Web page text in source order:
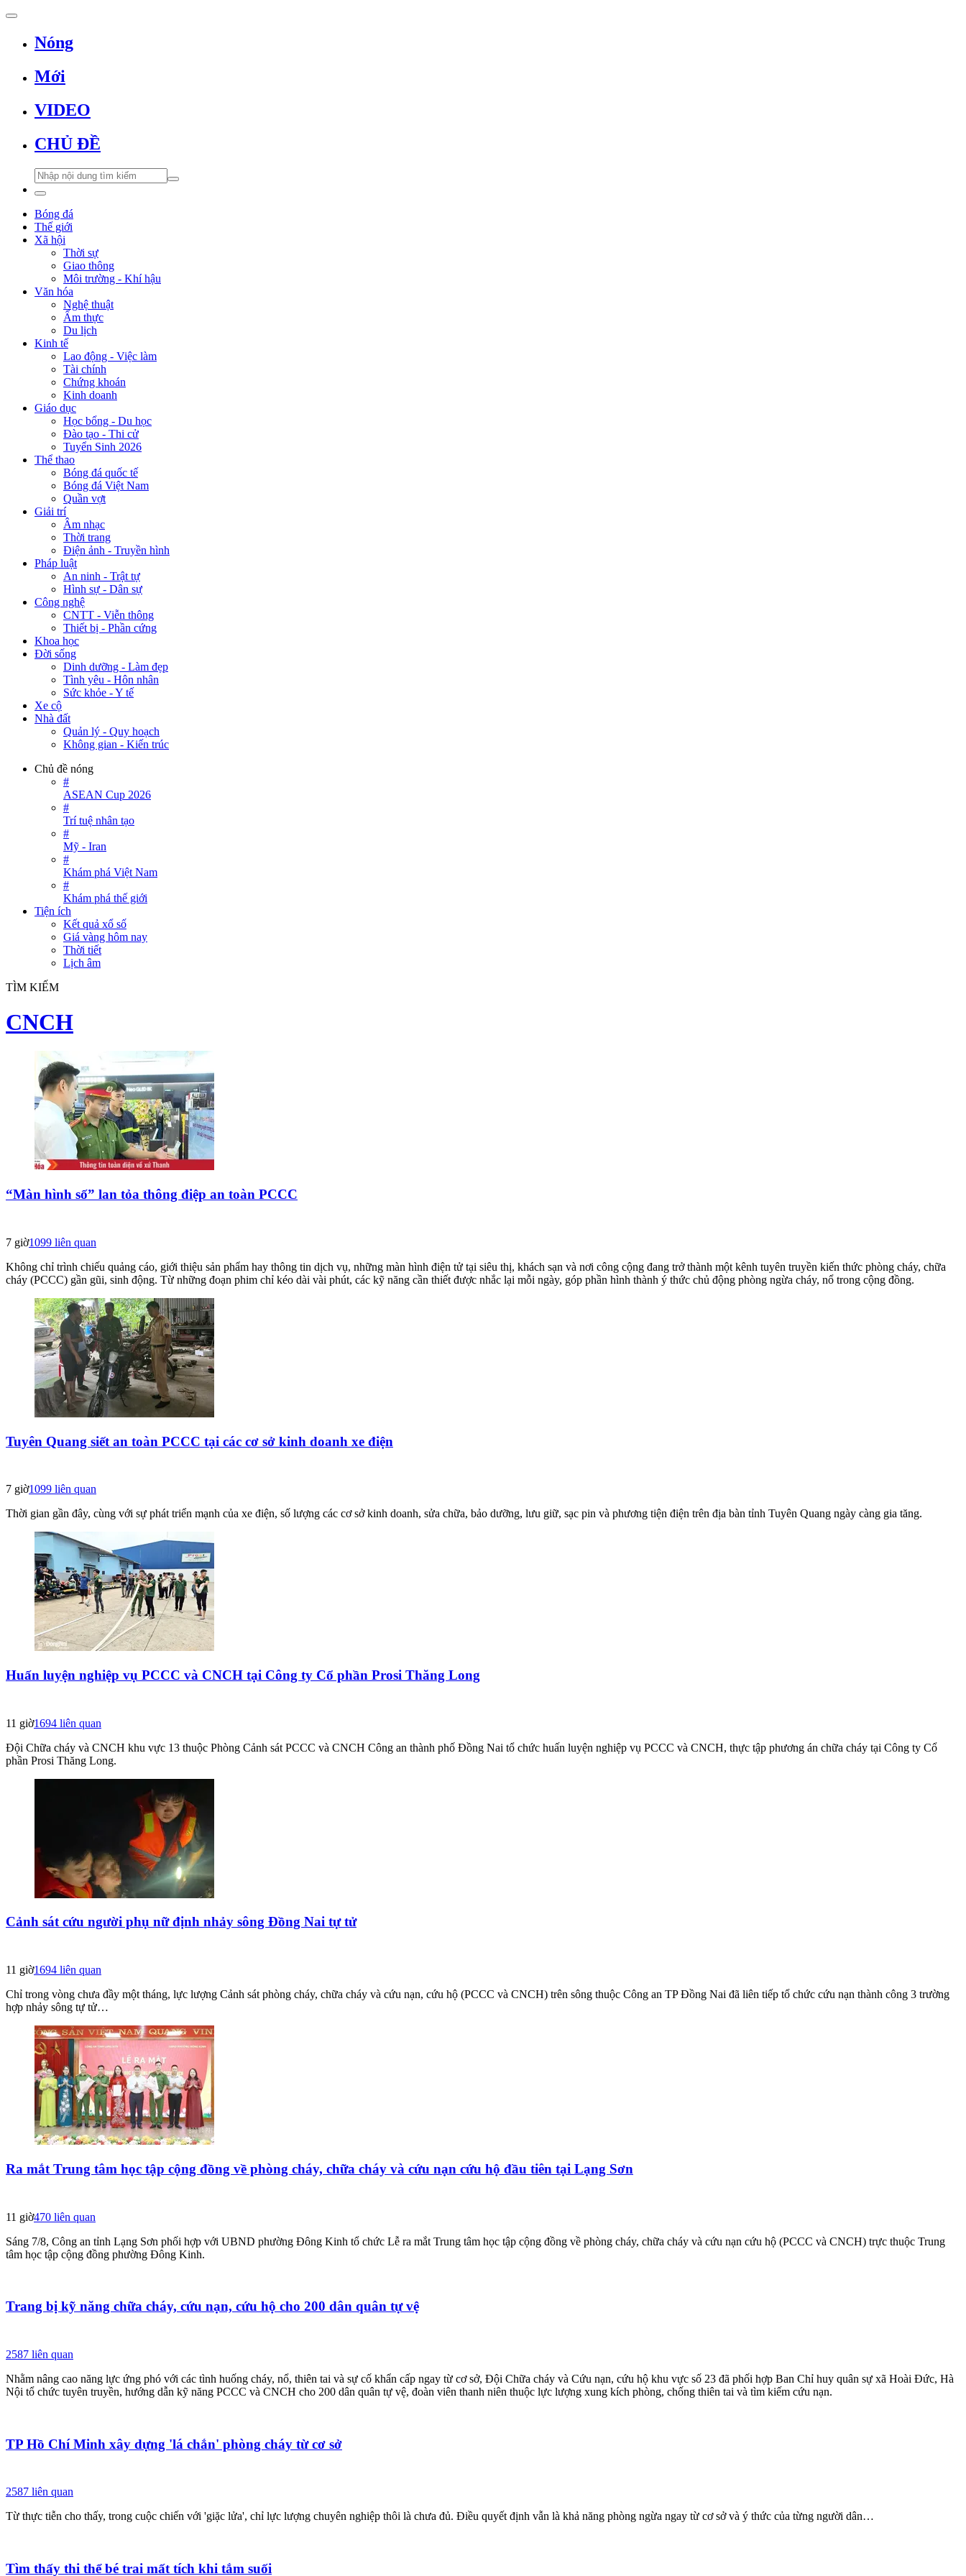
Nóng
Mới
VIDEO
CHỦ ĐỀ
Bóng đá
Thế giới
Xã hội
Thời sự
Giao thông
Môi trường - Khí hậu
Văn hóa
Nghệ thuật
Ẩm thực
Du lịch
Kinh tế
Lao động - Việc làm
Tài chính
Chứng khoán
Kinh doanh
Giáo dục
Học bổng - Du học
Đào tạo - Thi cử
Tuyển Sinh 2026
Thể thao
Bóng đá quốc tế
Bóng đá Việt Nam
Quần vợt
Giải trí
Âm nhạc
Thời trang
Điện ảnh - Truyền hình
Pháp luật
An ninh - Trật tự
Hình sự - Dân sự
Công nghệ
CNTT - Viễn thông
Thiết bị - Phần cứng
Khoa học
Đời sống
Dinh dưỡng - Làm đẹp
Tình yêu - Hôn nhân
Sức khỏe - Y tế
Xe cộ
Nhà đất
Quản lý - Quy hoạch
Không gian - Kiến trúc
Chủ đề nóng
#
ASEAN Cup 2026
#
Trí tuệ nhân tạo
#
Mỹ - Iran
#
Khám phá Việt Nam
#
Khám phá thế giới
Tiện ích
Kết quả xổ số
Giá vàng hôm nay
Thời tiết
Lịch âm
TÌM KIẾM
CNCH
“Màn hình số” lan tỏa thông điệp an toàn PCCC
7 giờ1099 liên quan
Không chỉ trình chiếu quảng cáo, giới thiệu sản phẩm hay thông tin dịch vụ, những màn hình điện tử tại siêu thị, khách sạn và nơi công cộng đang trở thành một kênh tuyên truyền kiến thức phòng cháy, chữa
cháy (PCCC) gần gũi, sinh động. Từ những đoạn phim chỉ kéo dài vài phút, các kỹ năng cần thiết được nhắc lại mỗi ngày, góp phần hình thành ý thức chủ động phòng ngừa cháy, nổ trong cộng đồng.
Tuyên Quang siết an toàn PCCC tại các cơ sở kinh doanh xe điện
7 giờ1099 liên quan
Thời gian gần đây, cùng với sự phát triển mạnh của xe điện, số lượng các cơ sở kinh doanh, sửa chữa, bảo dưỡng, lưu giữ, sạc pin và phương tiện điện trên địa bàn tỉnh Tuyên Quang ngày càng gia tăng.
Huấn luyện nghiệp vụ PCCC và CNCH tại Công ty Cổ phần Prosi Thăng Long
11 giờ1694 liên quan
Đội Chữa cháy và CNCH khu vực 13 thuộc Phòng Cảnh sát PCCC và CNCH Công an thành phố Đồng Nai tổ chức huấn luyện nghiệp vụ PCCC và CNCH, thực tập phương án chữa cháy tại Công ty Cổ
phần Prosi Thăng Long.
Cảnh sát cứu người phụ nữ định nhảy sông Đồng Nai tự tử
11 giờ1694 liên quan
Chỉ trong vòng chưa đầy một tháng, lực lượng Cảnh sát phòng cháy, chữa cháy và cứu nạn, cứu hộ (PCCC và CNCH) trên sông thuộc Công an TP Đồng Nai đã liên tiếp tổ chức cứu nạn thành công 3 trường
hợp nhảy sông tự tử…
Ra mắt Trung tâm học tập cộng đồng về phòng cháy, chữa cháy và cứu nạn cứu hộ đầu tiên tại Lạng Sơn
11 giờ470 liên quan
Sáng 7/8, Công an tỉnh Lạng Sơn phối hợp với UBND phường Đông Kinh tổ chức Lễ ra mắt Trung tâm học tập cộng đồng về phòng cháy, chữa cháy và cứu nạn cứu hộ (PCCC và CNCH) trực thuộc Trung
tâm học tập cộng đồng phường Đông Kinh.
Trang bị kỹ năng chữa cháy, cứu nạn, cứu hộ cho 200 dân quân tự vệ
2587 liên quan
Nhằm nâng cao năng lực ứng phó với các tình huống cháy, nổ, thiên tai và sự cố khẩn cấp ngay từ cơ sở, Đội Chữa cháy và Cứu nạn, cứu hộ khu vực số 23 đã phối hợp Ban Chỉ huy quân sự xã Hoài Đức, Hà
Nội tổ chức tuyên truyền, hướng dẫn kỹ năng PCCC và CNCH cho 200 dân quân tự vệ, đoàn viên thanh niên thuộc lực lượng xung kích phòng, chống thiên tai và tìm kiếm cứu nạn.
TP Hồ Chí Minh xây dựng 'lá chắn' phòng cháy từ cơ sở
2587 liên quan
Từ thực tiễn cho thấy, trong cuộc chiến với 'giặc lửa', chỉ lực lượng chuyên nghiệp thôi là chưa đủ. Điều quyết định vẫn là khả năng phòng ngừa ngay từ cơ sở và ý thức của từng người dân…
Tìm thấy thi thể bé trai mất tích khi tắm suối